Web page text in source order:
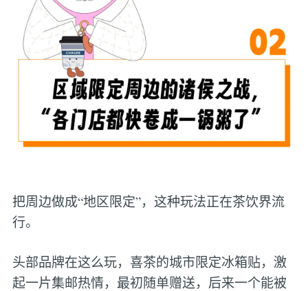
把周边做成“地区限定”，这种玩法正在茶饮界流
行。
头部品牌在这么玩，喜茶的城市限定冰箱贴，激
起一片集邮热情，最初随单赠送，后来一个能被